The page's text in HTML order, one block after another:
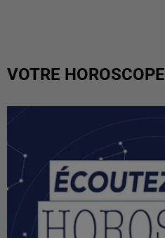
VOTRE HOROSCOPE